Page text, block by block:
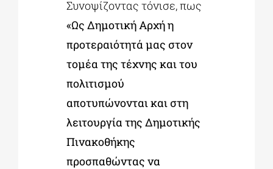
Συνοψίζοντας τόνισε, πως
«Ως Δημοτική Αρχή η
προτεραιότητά μας στον
τομέα της τέχνης και του
πολιτισμού
αποτυπώνονται και στη
λειτουργία της Δημοτικής
Πινακοθήκης
προσπαθώντας να